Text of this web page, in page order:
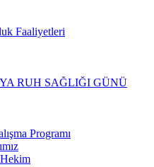
Faaliyetleri
RUH SAĞLIĞI GÜNÜ
Programı